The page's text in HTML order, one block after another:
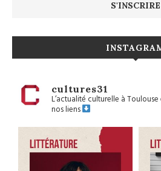
cultures31
L’actualité culturelle à
nos liens